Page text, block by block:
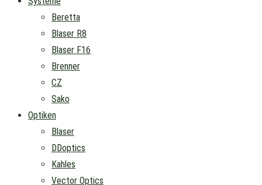
Beretta
Blaser R8
Blaser F16
Brenner
CZ
Sako
Optiken
Blaser
DDoptics
Kahles
Vector Optics